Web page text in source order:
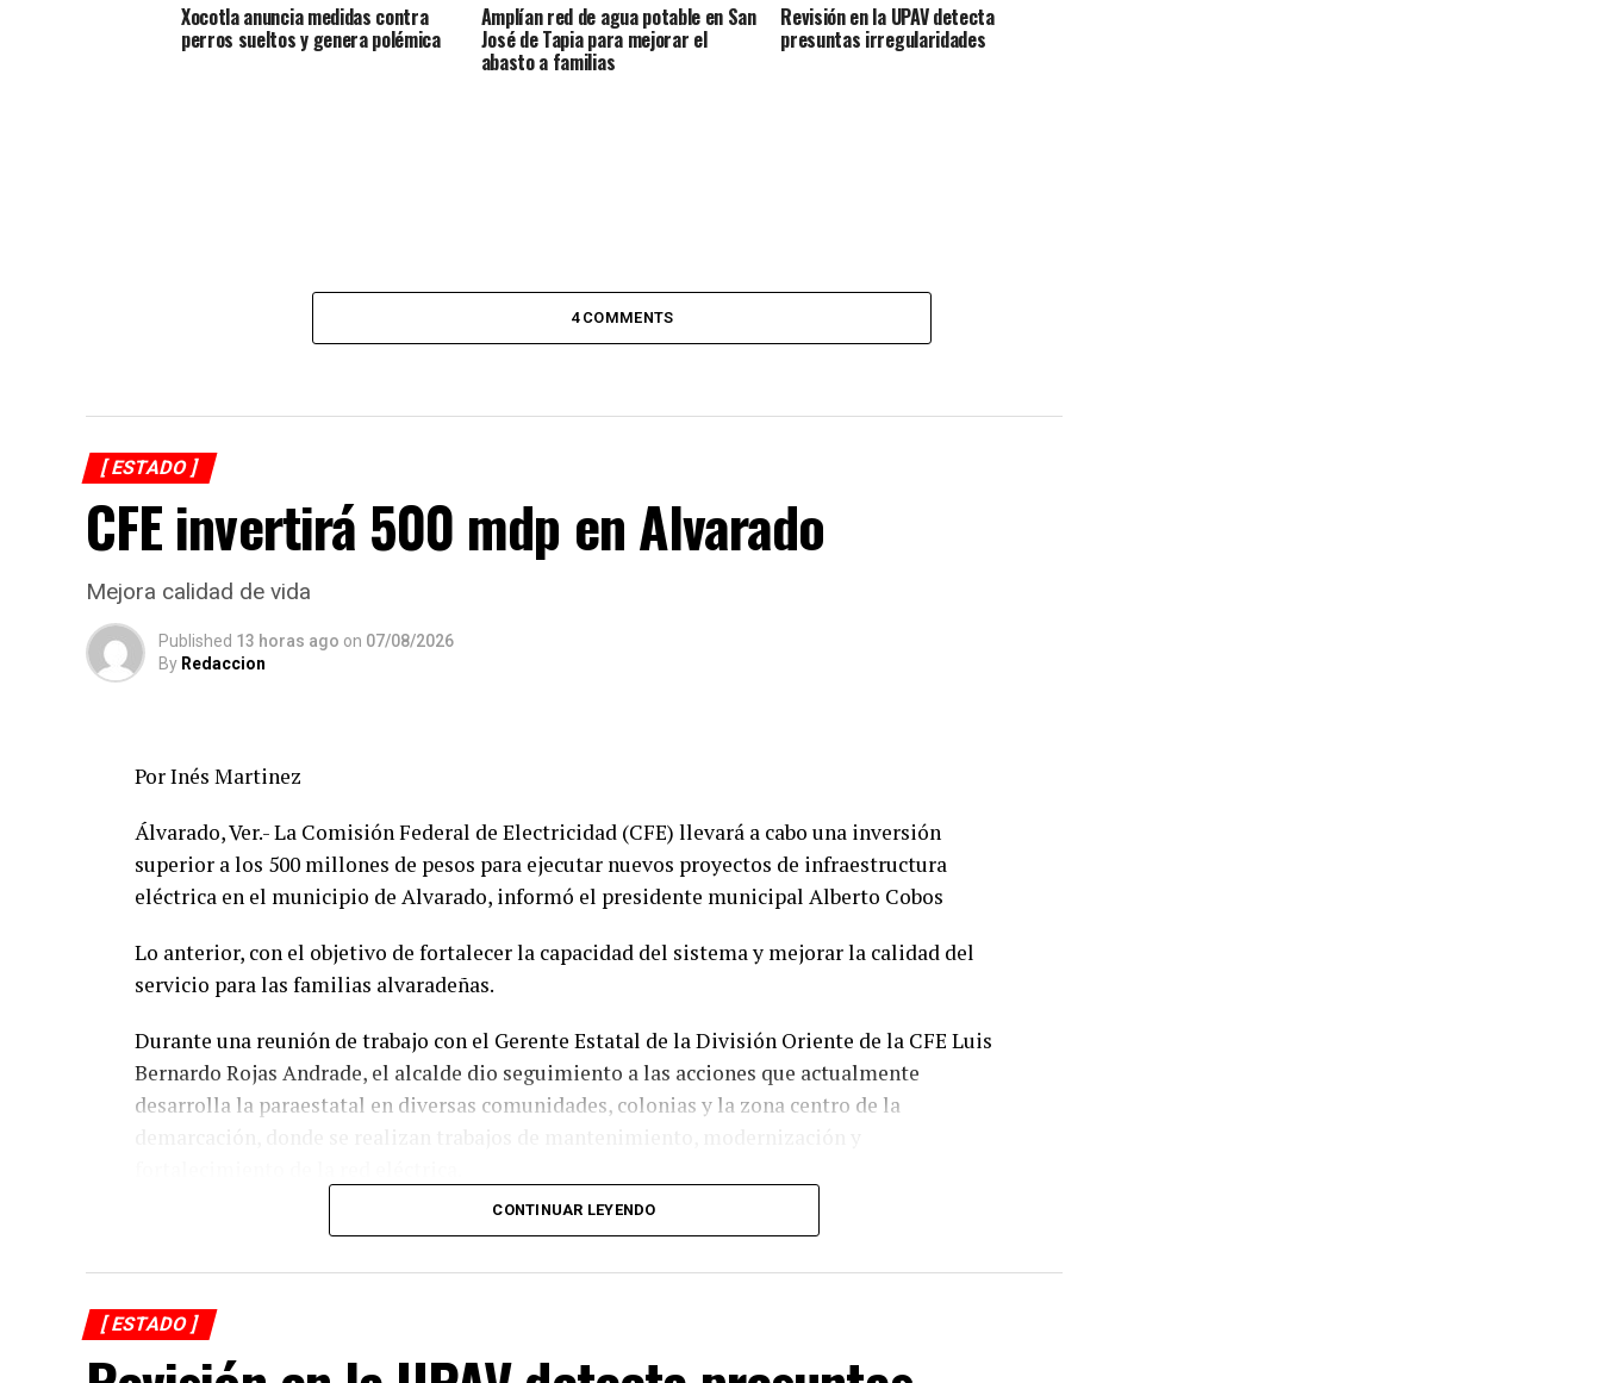
Xocotla anuncia medidas contra
perros sueltos y genera polémica
Amplían red de agua potable en San
José de Tapia para mejorar el
abasto a familias
Revisión en la UPAV detecta
presuntas irregularidades
4 COMMENTS
[ ESTADO ]
CFE invertirá 500 mdp en Alvarado
Mejora calidad de vida
Published 13 horas ago on 07/08/2026
By Redaccion
Por Inés Martinez
Álvarado, Ver.- La Comisión Federal de Electricidad (CFE) llevará a cabo una inversión
superior a los 500 millones de pesos para ejecutar nuevos proyectos de infraestructura
eléctrica en el municipio de Alvarado, informó el presidente municipal Alberto Cobos
Lo anterior, con el objetivo de fortalecer la capacidad del sistema y mejorar la calidad del
servicio para las familias alvaradeñas.
Durante una reunión de trabajo con el Gerente Estatal de la División Oriente de la CFE Luis
Bernardo Rojas Andrade, el alcalde dio seguimiento a las acciones que actualmente
desarrolla la paraestatal en diversas comunidades, colonias y la zona centro de la
eficiente, confiable y de mayor calidad.
CONTINUAR LEYENDO
[ ESTADO ]